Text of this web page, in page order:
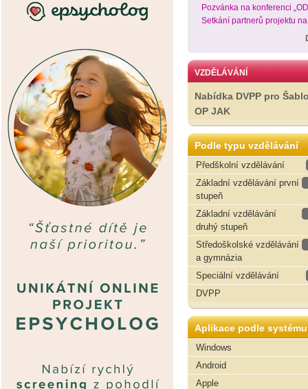
Pozvánka na konferenci
Setkání partnerů projektu
VZDĚLÁVÁNÍ
Nabídka DVPP pro
OP JAK
Podle typu vzdělávání
Předškolní vzdělávání
Základní vzdělávání první
stupeň
Základní vzdělávání
druhý stupeň
Středoškolské vzdělávání
a gymnázia
Speciální vzdělávání
DVPP
Aplikace podle systému
Windows
Android
Apple